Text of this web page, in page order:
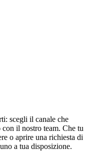
scegli il canale che
il nostro team. Che tu
o aprire una richiesta di
a tua disposizione.